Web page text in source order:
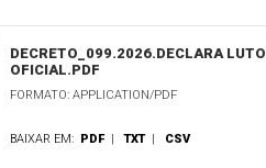
DECRETO_099.2026.DECLARA LUTO
OFICIAL.PDF
FORMATO: APPLICATION/PDF
BAIXAR EM: PDF |TXT | CSV